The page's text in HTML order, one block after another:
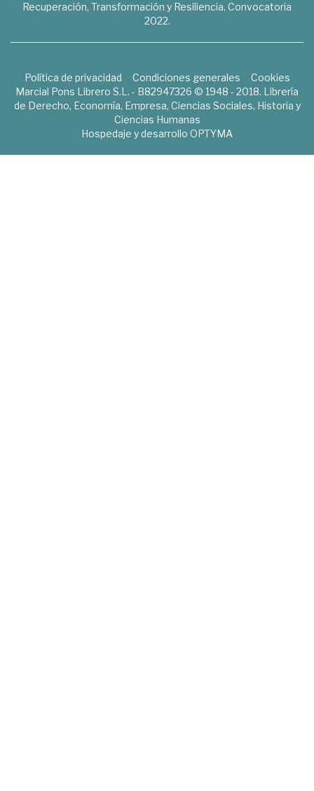
Recuperación, Transformación y Resiliencia. Convocatoria
2022.
Política de privacidad Condiciones generales
Cookies
Marcial Pons Librero S.L. - B82947326 © 1948 - 2018. Librería
de Derecho, Economía, Empresa, Ciencias Sociales, Historia y
Ciencias Humanas
Hospedaje y desarrollo OPTYMA